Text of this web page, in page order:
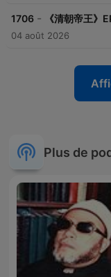
1706 - 《清朝帝王》
04 août 2026
Plus de